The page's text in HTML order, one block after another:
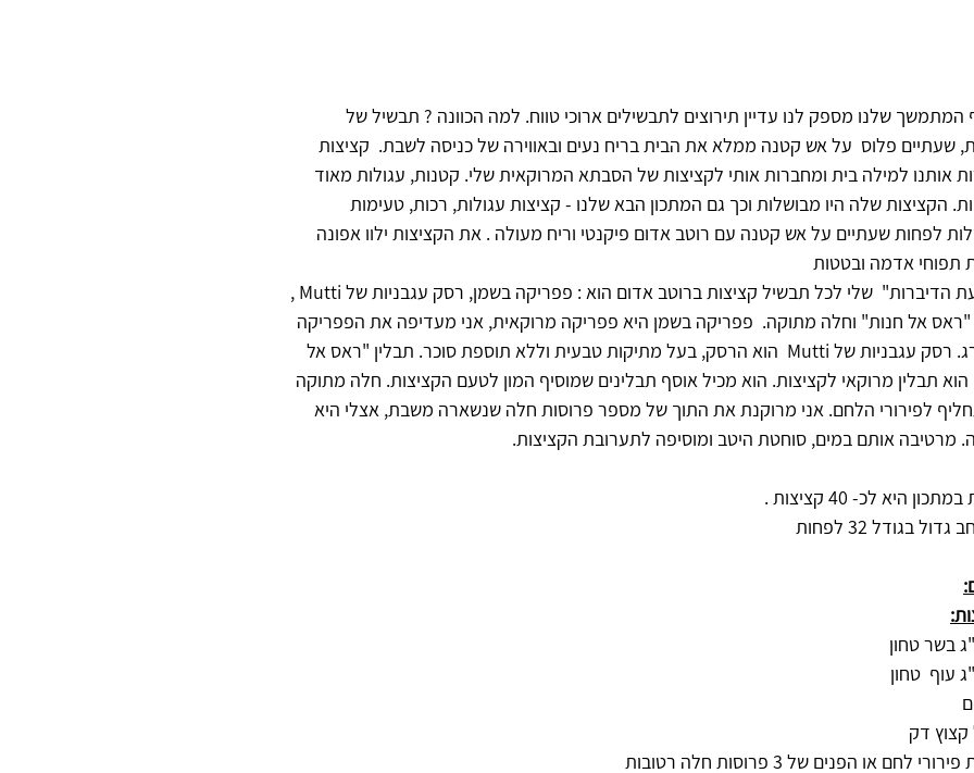
המתמשך שלנו מספק לנו עדיין תירוצים לתבשילים ארוכי טווח. למה הכוונה ? תבשיל של
שעתיים פלוס  על אש קטנה ממלא את הבית בריח נעים ובאווירה של כניסה לשבת.  קציצות
אותנו למילה בית ומחברות אותי לקציצות של הסבתא המרוקאית שלי. קטנות, עגולות מאוד
הקציצות שלה היו מבושלות וכך גם המתכון הבא שלנו - קציצות עגולות, רכות, טעימות
לפחות שעתיים על אש קטנה עם רוטב אדום פיקנטי וריח מעולה . את הקציצות ילוו אפונה
תפוחי אדמה ובטטות
"ארבעת הדיברות"  שלי לכל תבשיל קציצות ברוטב אדום הוא : פפריקה בשמן, רסק עגבניות של Mutti ,
"ראס אל חנות" וחלה מתוקה.  פפריקה בשמן היא פפריקה מרוקאית, אני מעדיפה את הפפריקה
של פרג. רסק עגבניות של Mutti  הוא הרסק, בעל מתיקות טבעית וללא תוספת סוכר. תבלין "ראס אל
תבלין מרוקאי לקציצות. הוא מכיל אוסף תבלינים שמוסיף המון לטעם הקציצות. חלה מתוקה
לפירורי הלחם. אני מרוקנת את התוך של מספר פרוסות חלה שנשארה משבת, אצלי היא
מרטיבה אותם במים, סוחטת היטב ומוסיפה לתערובת הקציצות.
היא לכ- 40 קציצות .
בגודל 32 לפחות